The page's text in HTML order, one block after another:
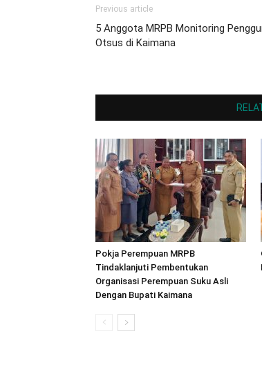
Previous article
5 Anggota MRPB Monitoring
Otsus di Kaimana
Pokja Perempuan MRPB
Tindaklanjuti Pembentukan
Organisasi Perempuan Suku Asli
Dengan Bupati Kaimana